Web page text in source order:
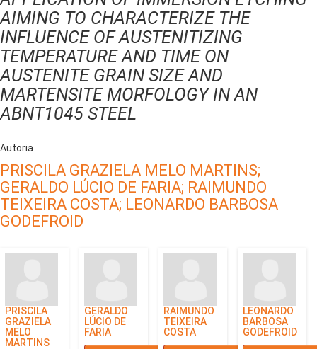
AIMING TO CHARACTERIZE THE
INFLUENCE OF AUSTENITIZING
TEMPERATURE AND TIME ON
AUSTENITE GRAIN SIZE AND
MARTENSITE MORFOLOGY IN AN
ABNT1045 STEEL
Autoria
PRISCILA GRAZIELA MELO MARTINS;
GERALDO LÚCIO DE FARIA; RAIMUNDO
TEIXEIRA COSTA; LEONARDO BARBOSA
GODEFROID
PRISCILA
GRAZIELA
MELO
MARTINS
GERALDO
LÚCIO DE
FARIA
RAIMUNDO
TEIXEIRA
COSTA
LEONARDO
BARBOSA
GODEFROID